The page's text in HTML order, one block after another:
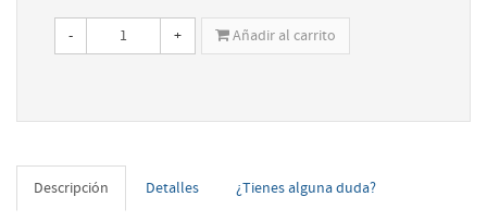
- + Añadir al carrito
Descripción Detalles ¿Tienes alguna duda?